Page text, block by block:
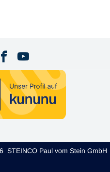
STEINCO Paul vom Stein GmbH